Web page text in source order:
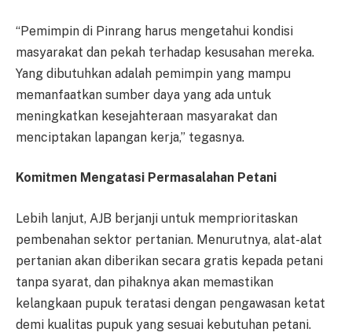
“Pemimpin di Pinrang harus mengetahui kondisi
masyarakat dan pekah terhadap kesusahan mereka.
Yang dibutuhkan adalah pemimpin yang mampu
memanfaatkan sumber daya yang ada untuk
meningkatkan kesejahteraan masyarakat dan
menciptakan lapangan kerja,” tegasnya.
Komitmen Mengatasi Permasalahan Petani
Lebih lanjut, AJB berjanji untuk memprioritaskan
pembenahan sektor pertanian. Menurutnya, alat-alat
pertanian akan diberikan secara gratis kepada petani
tanpa syarat, dan pihaknya akan memastikan
kelangkaan pupuk teratasi dengan pengawasan ketat
demi kualitas pupuk yang sesuai kebutuhan petani.